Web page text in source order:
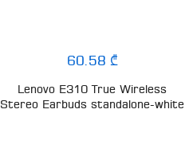
60.58 ₾
Lenovo E310 True Wireless
Stereo Earbuds standalone-white